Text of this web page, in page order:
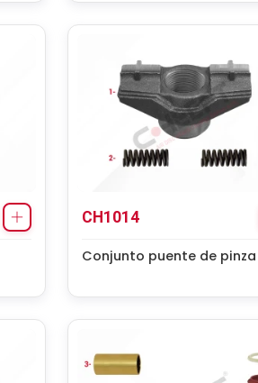
CH1014
Conjunto puente de pinza